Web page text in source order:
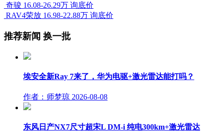
奇骏 16.08-26.29万 询底价
RAV4荣放 16.98-22.88万 询底价
推荐新闻 换一批
埃安全新Ray 7来了，华为电驱+激光雷达能打吗？
作者：师梦琼 2026-08-08
东风日产NX7尺寸超宋L DM-i 纯电300km+激光雷达